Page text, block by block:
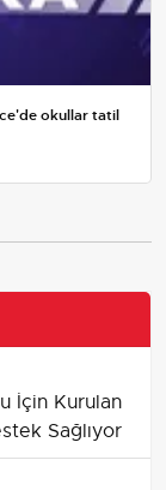
okullar tatil
İçin Kurulan
Sağlıyor